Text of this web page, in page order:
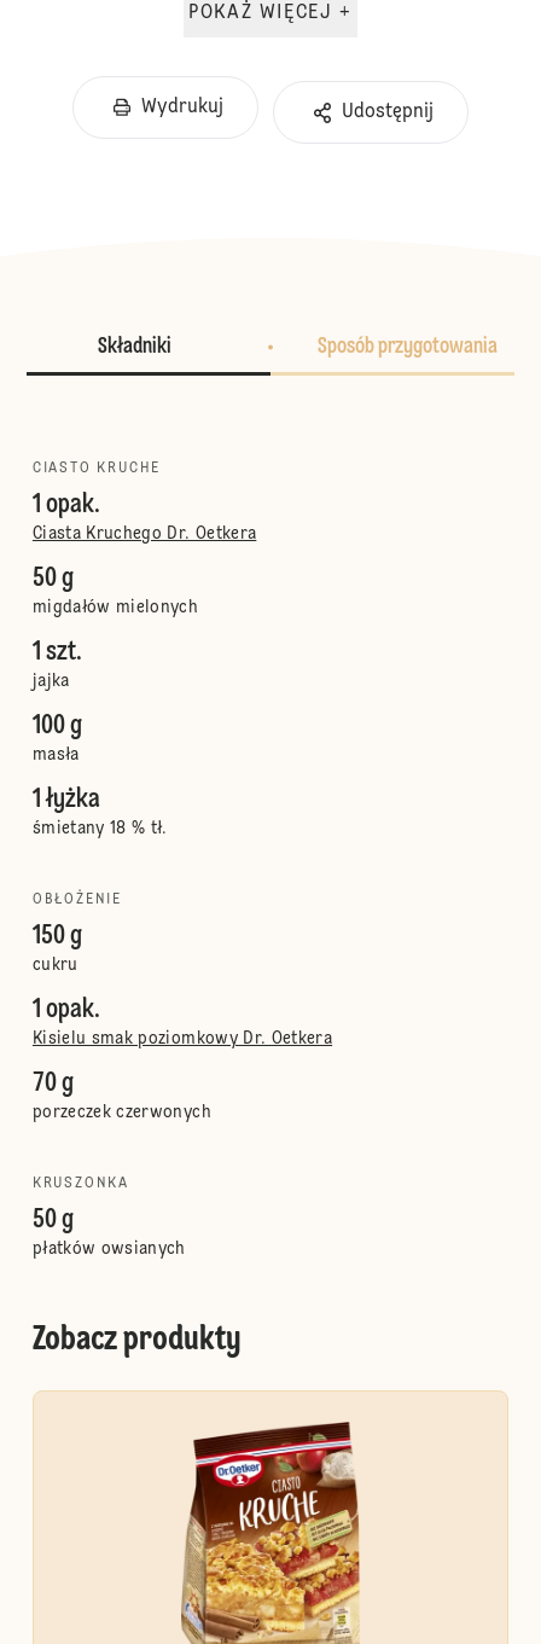
POKAŻ WIĘCEJ +
Wydrukuj Udostępnij
Składniki Sposób przygotowania
CIASTO KRUCHE
1 opak.
Ciasta Kruchego Dr. Oetkera
50 g
migdałów mielonych
1 szt.
jajka
100 g
masła
1 łyżka
śmietany 18 % tł.
OBŁOŻENIE
150 g
cukru
1 opak.
Kisielu smak poziomkowy Dr. Oetkera
70 g
porzeczek czerwonych
KRUSZONKA
50 g
płatków owsianych
Zobacz produkty